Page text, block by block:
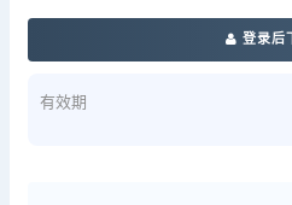
登录后
有效期